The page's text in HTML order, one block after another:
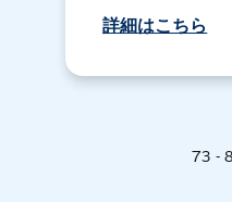
詳細はこちら
73 -